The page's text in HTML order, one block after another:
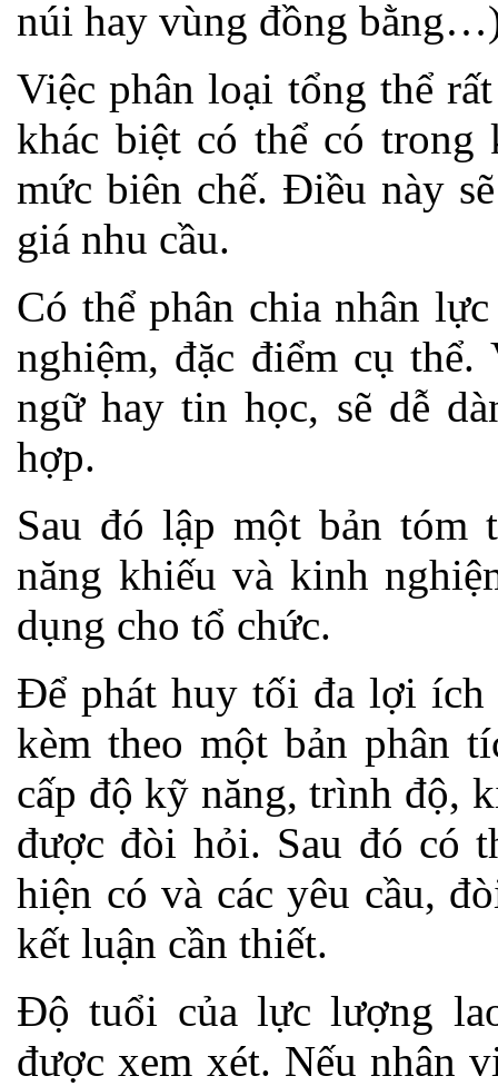
núi hay vùng đồng
Việc phân loại tổng thể
khác biệt có thể có
mức biên chế. Điều này
giá nhu cầu.
Có thể phân chia nhân
nghiệm, đặc điểm cụ
ngữ hay tin học, sẽ dễ
hợp.
Sau đó lập một bản tóm
năng khiếu và kinh
dụng cho tổ chức.
Để phát huy tối đa lợi ích
kèm theo một bản phân
cấp độ kỹ năng, trình độ,
được đòi hỏi. Sau đó có
hiện có và các yêu cầu,
kết luận cần thiết.
Độ tuổi của lực lượng
được xem xét. Nếu nhân